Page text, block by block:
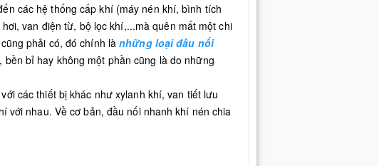
các hệ thống cấp khí (máy nén khí, bình tích
van điện từ, bộ lọc khí,...mà quên mất một chi
phải có, đó chính lànhững loại đầu nối
bỉ hay không một phần cũng là do những
các thiết bị khác như xylanh khí, van tiết lưu
với nhau. Về cơ bản, đầu nối nhanh khí nén chia